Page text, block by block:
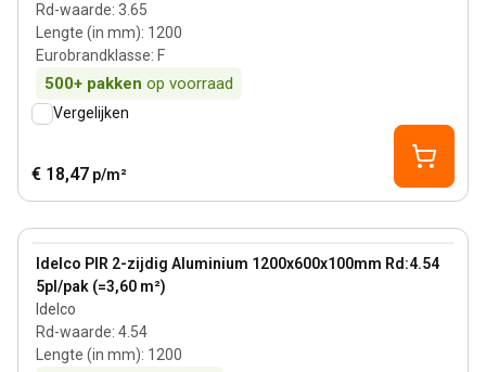
Rd-waarde: 3.65
Lengte (in mm): 1200
Eurobrandklasse: F
500+ pakken op voorraad
Vergelijken
€ 18,47 p/m²
Idelco PIR 2-zijdig Aluminium 1200x600x100mm Rd:4.54
5pl/pak (=3,60 m²)
Idelco
Rd-waarde: 4.54
Lengte (in mm): 1200
View product